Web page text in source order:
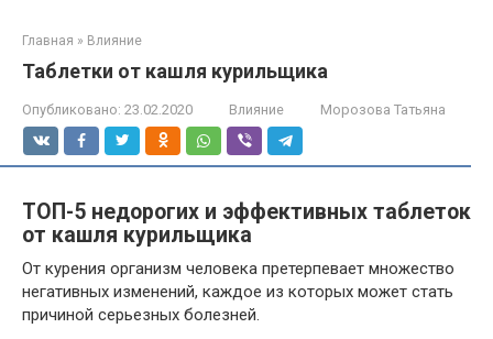
Главная » Влияние
Таблетки от кашля курильщика
Опубликовано: 23.02.2020 Влияние Морозова Татьяна
ТОП-5 недорогих и эффективных таблеток
от кашля курильщика
От курения организм человека претерпевает множество
негативных изменений, каждое из которых может стать
причиной серьезных болезней.